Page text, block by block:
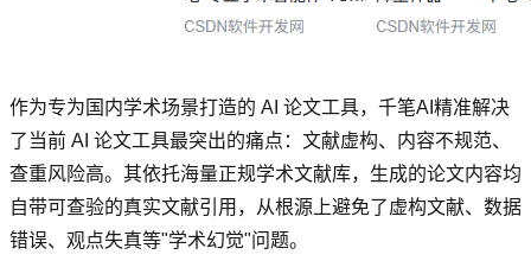
作为专为国内学术场景打造的 AI 论文工具，千笔AI精准解决
了当前 AI 论文工具最突出的痛点：文献虚构、内容不规范、
查重风险高。其依托海量正规学术文献库，生成的论文内容均
自带可查验的真实文献引用，从根源上避免了虚构文献、数据
错误、观点失真等"学术幻觉"问题。